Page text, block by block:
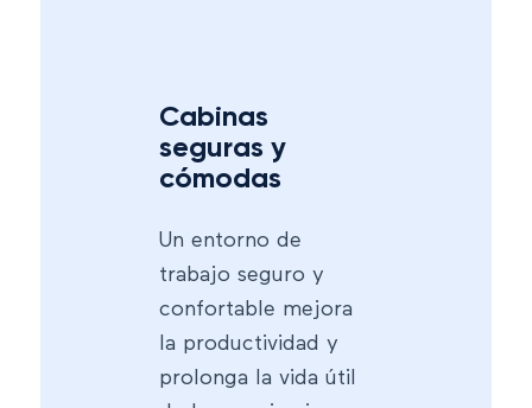
Cabinas
seguras y
cómodas
Un entorno de
trabajo seguro y
confortable mejora
la productividad y
prolonga la vida útil